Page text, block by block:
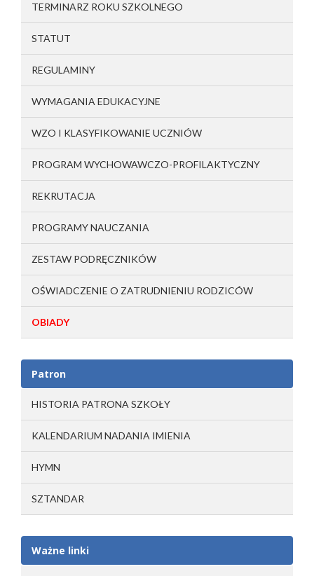
TERMINARZ ROKU SZKOLNEGO
STATUT
REGULAMINY
WYMAGANIA EDUKACYJNE
WZO I KLASYFIKOWANIE UCZNIÓW
PROGRAM WYCHOWAWCZO-PROFILAKTYCZNY
REKRUTACJA
PROGRAMY NAUCZANIA
ZESTAW PODRĘCZNIKÓW
OŚWIADCZENIE O ZATRUDNIENIU RODZICÓW
OBIADY
Patron
HISTORIA PATRONA SZKOŁY
KALENDARIUM NADANIA IMIENIA
HYMN
SZTANDAR
Ważne linki